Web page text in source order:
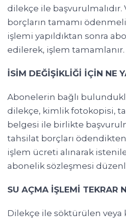
dilekçe ile başvurulmalıdır.
borçların tamamı
işlemi yapıldıktan sonra
edilerek, işlem tamamlanır.
İSİM DEĞİŞİKLİĞİ İÇİN NE
Abonelerin bağlı
dilekçe, kimlik fotokopisi,
belgesi ile birlikte
tahsilat borçları
işlem ücreti alınarak
abonelik sözleşmesi
SU AÇMA İŞLEMİ TEKRAR
Dilekçe ile söktürülen veya